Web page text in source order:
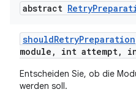
abstract Retry
shouldRetryPreparation
module , int attempt,
Entscheiden Sie, ob die
werden soll.